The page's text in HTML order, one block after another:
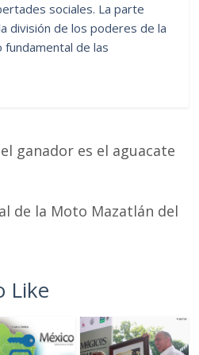
sociales. La parte
división de los poderes de la
fundamental de las
ganador es el aguacate
de la Moto Mazatlán del
Like